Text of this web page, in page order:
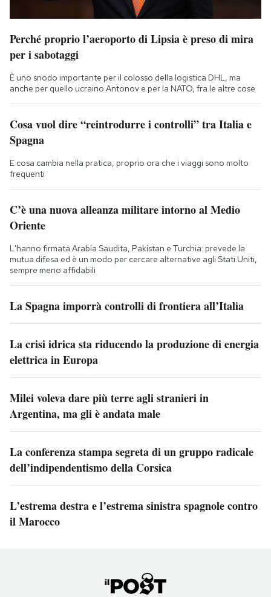
Perché proprio l’aeroporto di Lipsia è preso di mira
per i sabotaggi
È uno snodo importante per il colosso della logistica DHL, ma
anche per quello ucraino Antonov e per la NATO, fra le altre cose
Cosa vuol dire “reintrodurre i controlli” tra Italia e
Spagna
E cosa cambia nella pratica, proprio ora che i viaggi sono molto
frequenti
C’è una nuova alleanza militare intorno al Medio
Oriente
L'hanno firmata Arabia Saudita, Pakistan e Turchia: prevede la
mutua difesa ed è un modo per cercare alternative agli Stati Uniti,
sempre meno affidabili
La Spagna imporrà controlli di frontiera all’Italia
La crisi idrica sta riducendo la produzione di energia
elettrica in Europa
Milei voleva dare più terre agli stranieri in
Argentina, ma gli è andata male
La conferenza stampa segreta di un gruppo radicale
dell’indipendentismo della Corsica
L’estrema destra e l’estrema sinistra spagnole contro
il Marocco